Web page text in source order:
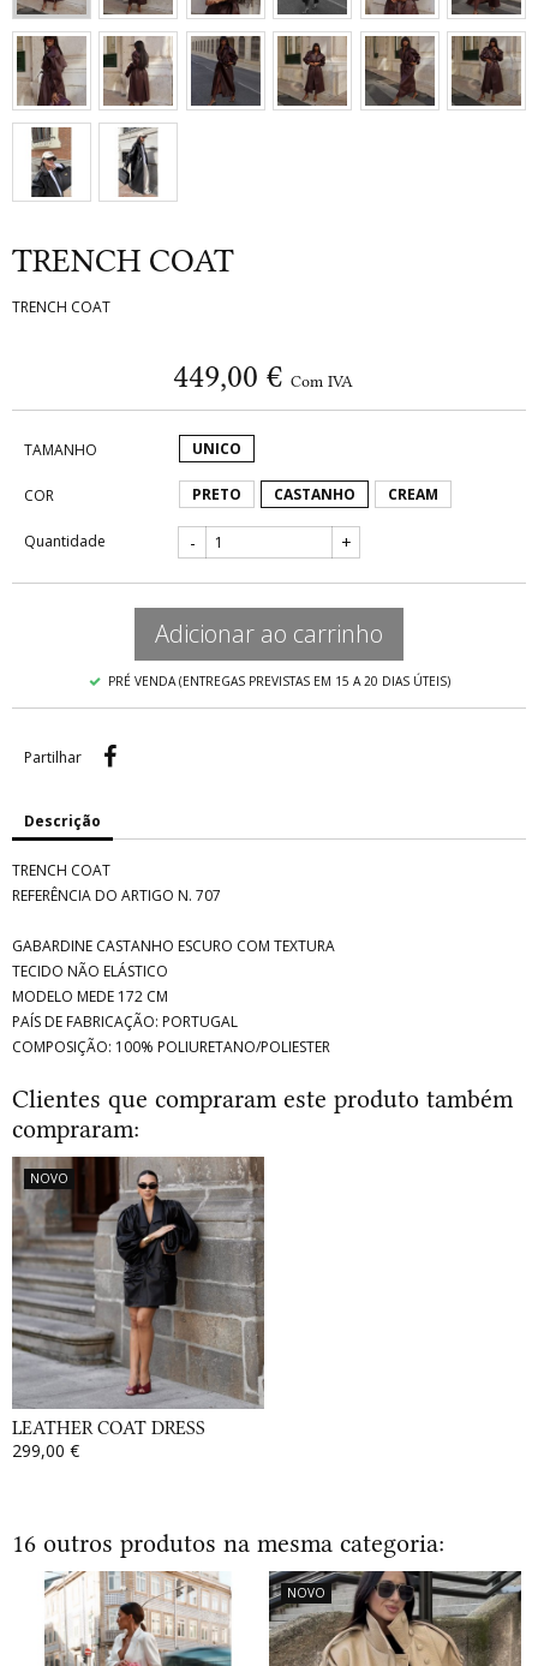
TRENCH COAT
TRENCH COAT
449,00 € Com IVA
TAMANHO UNICO
COR PRETO CASTANHO CREAM
Quantidade - +
Adicionar ao carrinho
PRÉ VENDA (ENTREGAS PREVISTAS EM 15 A 20 DIAS ÚTEIS)
Partilhar
Descrição
TRENCH COAT
REFERÊNCIA DO ARTIGO N. 707
GABARDINE CASTANHO ESCURO COM TEXTURA
TECIDO NÃO ELÁSTICO
MODELO MEDE 172 CM
PAÍS DE FABRICAÇÃO: PORTUGAL
COMPOSIÇÃO: 100% POLIURETANO/POLIESTER
Clientes que compraram este produto também
compraram:
NOVO
LEATHER COAT DRESS
299,00 €
16 outros produtos na mesma categoria:
NOVO